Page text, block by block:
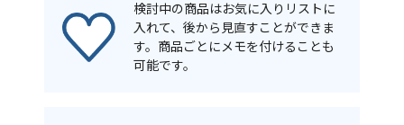
検討中の商品はお気に入りリストに
入れて、後から見直すことができま
す。商品ごとにメモを付けることも
可能です。